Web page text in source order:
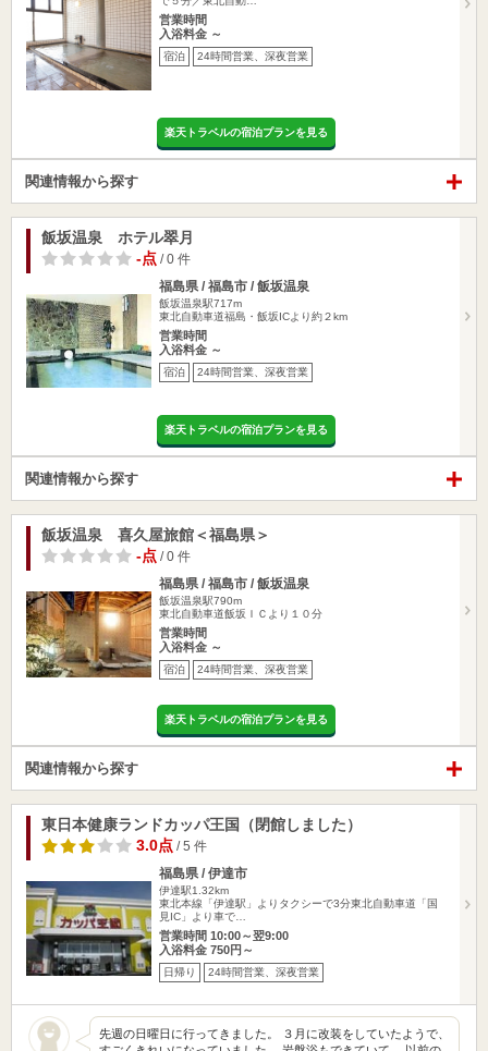
営業時間
入浴料金 ～
宿泊 24時間営業、深夜営業
楽天トラベルの宿泊プランを見る
関連情報から探す
飯坂温泉 ホテル翠月
-点 / 0 件
福島県 / 福島市 / 飯坂温泉
飯坂温泉駅717m
東北自動車道福島・飯坂ICより約２km
営業時間
入浴料金 ～
宿泊 24時間営業、深夜営業
楽天トラベルの宿泊プランを見る
関連情報から探す
飯坂温泉 喜久屋旅館＜福島県＞
-点 / 0 件
福島県 / 福島市 / 飯坂温泉
飯坂温泉駅790m
東北自動車道飯坂ＩＣより１０分
営業時間
入浴料金 ～
宿泊 24時間営業、深夜営業
楽天トラベルの宿泊プランを見る
関連情報から探す
東日本健康ランドカッパ王国（閉館しました）
3.0点 / 5 件
福島県 / 伊達市
伊達駅1.32km
東北本線「伊達駅」よりタクシーで3分東北自動車道「国
見IC」より車で…
営業時間 10:00～翌9:00
入浴料金 750円～
日帰り 24時間営業、深夜営業
先週の日曜日に行ってきました。 ３月に改装をしていたようで、